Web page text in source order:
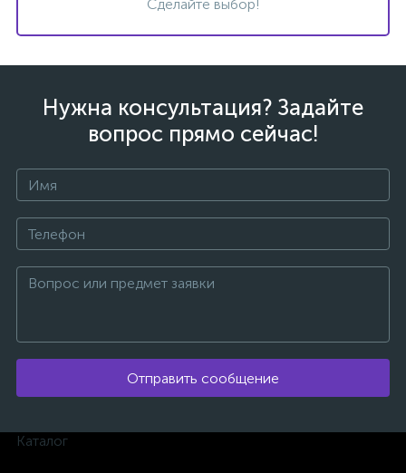
Сделайте выбор!
Нужна консультация? Задайте
вопрос прямо сейчас!
Отправить сообщение
Каталог